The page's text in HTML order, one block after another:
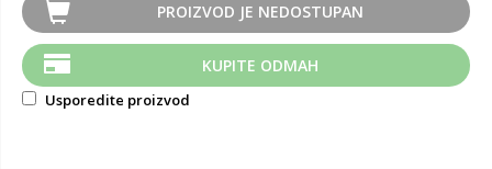
PROIZVOD JE NEDOSTUPAN
KUPITE ODMAH
Usporedite proizvod